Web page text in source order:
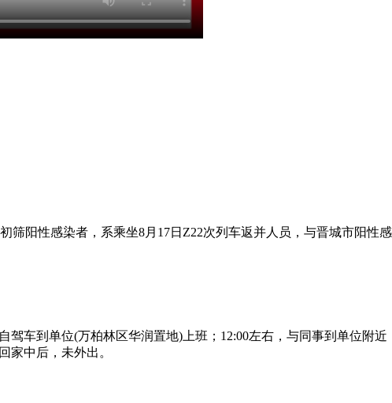
阳性感染者，系乘坐8月17日Z22次列车返并人员，与晋城市阳性感
车到单位(万柏林区华润置地)上班；12:00左右，与同事到单位附近
家中后，未外出。